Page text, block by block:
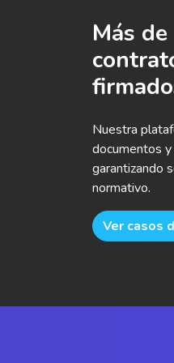
Más
Nuestra
documentos
garantizando
normativo.
Ver casos